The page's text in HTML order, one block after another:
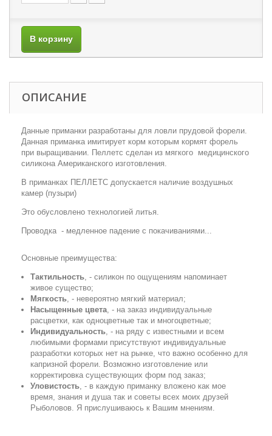
В корзину
ОПИСАНИЕ
Данные приманки разработаны для ловли прудовой форели.
Данная приманка имитирует корм которым кормят форель
при выращивании. Пеллетс сделан из мягкого медицинского
силикона Американского изготовления.
В приманках ПЕЛЛЕТС допускается наличие воздушных
камер (пузыри)
Это обусловлено технологией литья.
Проводка - медленное падение с покачиваниями...
Основные преимущества:
Тактильность, - силикон по ощущениям напоминает
живое существо;
Мягкость, - невероятно мягкий материал;
Насыщенные цвета, - на заказ индивидуальные
расцветки, как одноцветные так и многоцветные;
Индивидуальность, - на ряду с известными и всем
любимыми формами присутствуют индивидуальные
разработки которых нет на рынке, что важно особенно для
капризной форели. Возможно изготовление или
корректировка существующих форм под заказ;
Уловистость, - в каждую приманку вложено как мое
время, знания и душа так и советы всех моих друзей
Рыболовов. Я прислушиваюсь к Вашим мнениям.